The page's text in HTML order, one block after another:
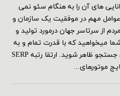
های آن را به هنگام سئو نمی
مهم در موفقیت یک سازمان و
از سرتاسر جهان درمورد تولید و
میخواهید که با قدرت تمام و به
بهترین نحو ممکن در موتور های جستجو ظاهر شوید. ارتقا رتبه SERP
موتورهای...